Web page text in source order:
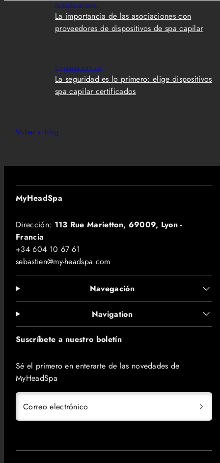
Artículo anterior
La importancia de las asociaciones con
proveedores de dispositivos de spa capilar
Siguiente artículo
La seguridad es lo primero: elige dispositivos
spa capilar certificados
Volver al blog
MyHeadSpa
Dirección: 113 Rue Marietton, 69009, Lyon -
Francia
+34 604 10 67 61
sebastien@my-headspa.com
Navegación
Navigation
Suscríbete a nuestro boletín
Sé el primero en enterarte de las novedades de
MyHeadSpa
Correo electrónico